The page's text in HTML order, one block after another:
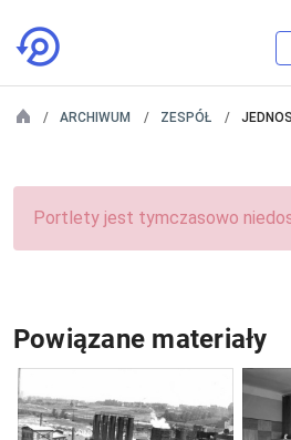
ARCHIWUM ZESPÓŁ
Portlety jest tymczasowo
Powiązane materiały